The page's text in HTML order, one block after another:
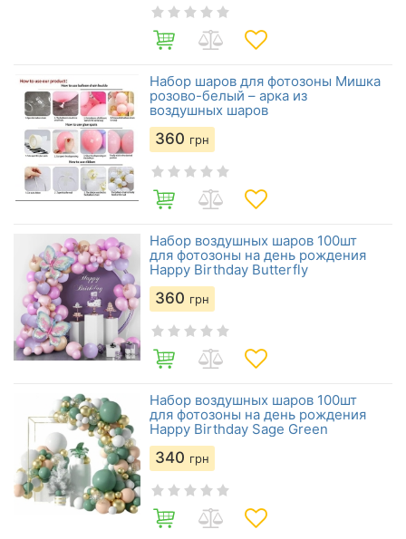
Набор шаров для фотозоны Мишка
розово-белый – арка из
воздушных шаров
360 грн
Набор воздушных шаров 100шт
для фотозоны на день рождения
Happy Birthday Butterfly
360 грн
Набор воздушных шаров 100шт
для фотозоны на день рождения
Happy Birthday Sage Green
340 грн